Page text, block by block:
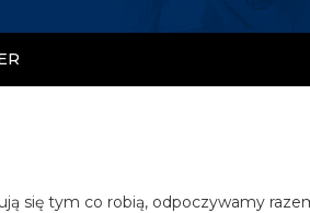
się tym co robią, odpoczywamy